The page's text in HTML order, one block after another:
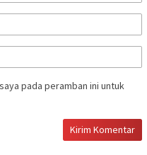
pada peramban ini untuk